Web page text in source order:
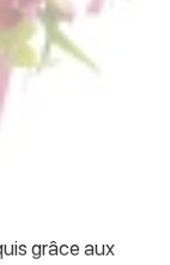
grâce aux